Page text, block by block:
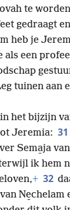
te
gedraagt
heb je
een
tuinen aan
het bijzijn
Jeremia: 31
Sema̱ja
ik hem
+ 32
Ne̱chelam